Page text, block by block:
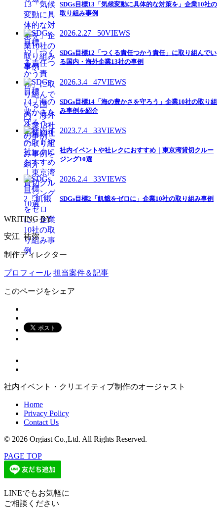
SDGs目標13「気候変動に具体的な対策を」企業10社の
取り組み事例
2026.2.27 50VIEWS
SDGs目標12「つくる責任つかう責任」に取り組んでい
る国内・海外企業13社の事例
2026.3.4 47VIEWS
SDGs目標14「海の豊かさを守ろう」企業10社の取り組
み事例を紹介
2023.7.4 33VIEWS
社内イベントや社レクにおすすめ｜東京湾貸切クルー
ジング10選
2026.2.4 33VIEWS
SDGs目標2「飢餓をゼロに」企業10社の取り組み事例
WRITING BY
安江 祐弥
制作ディレクター
プロフィール 担当案件＆記事
このページをシェア
社内イベント・クリエイティブ制作のオージャスト
Home
Privacy Policy
Contact Us
© 2026 Orgiast Co.,Ltd. All Rights Reserved.
PAGE TOP
LINEでもお気軽に
ご相談ください